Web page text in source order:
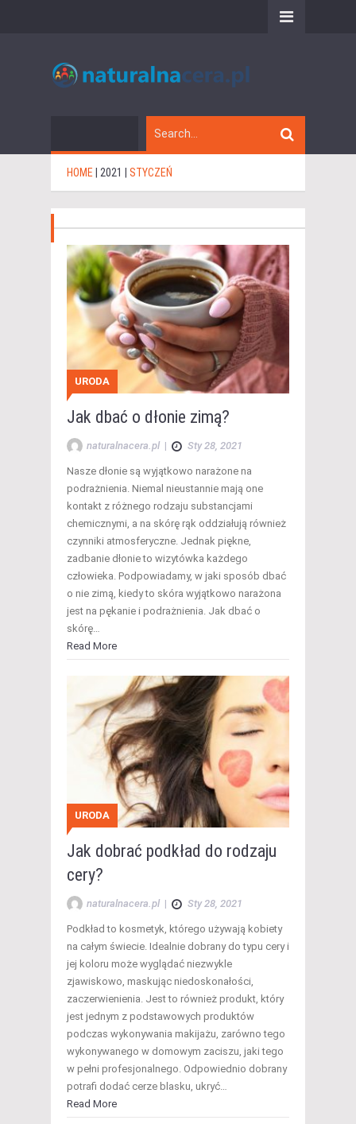
HOME 2021 STYCZEŃ
URODA
Jak dbać o dłonie zimą?
naturalnacera.pl | Sty 28, 2021
Nasze dłonie są wyjątkowo narażone na
podrażnienia. Niemal nieustannie mają one
kontakt z różnego rodzaju substancjami
chemicznymi, a na skórę rąk oddziałują również
czynniki atmosferyczne. Jednak piękne,
zadbanie dłonie to wizytówka każdego
człowieka. Podpowiadamy, w jaki sposób dbać
o nie zimą, kiedy to skóra wyjątkowo narażona
jest na pękanie i podrażnienia. Jak dbać o
skórę…
Read More
URODA
Jak dobrać podkład do rodzaju
cery?
naturalnacera.pl | Sty 28, 2021
Podkład to kosmetyk, którego używają kobiety
na całym świecie. Idealnie dobrany do typu cery i
jej koloru może wyglądać niezwykle
zjawiskowo, maskując niedoskonałości,
zaczerwienienia. Jest to również produkt, który
jest jednym z podstawowych produktów
podczas wykonywania makijażu, zarówno tego
wykonywanego w domowym zaciszu, jaki tego
w pełni profesjonalnego. Odpowiednio dobrany
potrafi dodać cerze blasku, ukryć…
Read More